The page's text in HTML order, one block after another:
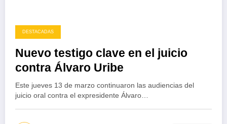
DESTACADAS
Nuevo testigo clave en el juicio
contra Álvaro Uribe
Este jueves 13 de marzo continuaron las audiencias del
juicio oral contra el expresidente Álvaro…